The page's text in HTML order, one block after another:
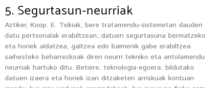
5. Segurtasun-neurriak
Aztiker, Koop. E. Txikiak, bere tratamendu-sistemetan dauden
datu pertsonalak erabiltzean, datuen segurtasuna bermatzeko
eta horiek aldatzea, galtzea edo baimenik gabe erabiltzea
saihesteko beharrezkoak diren neurri tekniko eta antolamendu
neurriak hartuko ditu. Betiere, teknologia-egoera, bildutako
datuen izaera eta horiek izan ditzaketen arriskuak kontuan